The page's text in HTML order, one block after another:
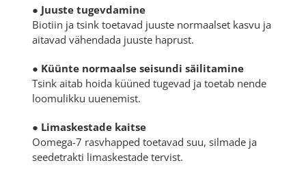
● Juuste tugevdamine
Biotiin ja tsink toetavad juuste normaalset kasvu ja
aitavad vähendada juuste haprust.
● Küünte normaalse seisundi säilitamine
Tsink aitab hoida küüned tugevad ja toetab nende
loomulikku uuenemist.
● Limaskestade kaitse
Oomega-7 rasvhapped toetavad suu, silmade ja
seedetrakti limaskestade tervist.